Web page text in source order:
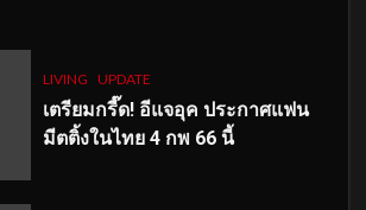
LIVING UPDATE
เตรียมกรี๊ด! อีแจอุค ประกาศแฟน
มีตติ้งในไทย 4 กพ 66 นี้